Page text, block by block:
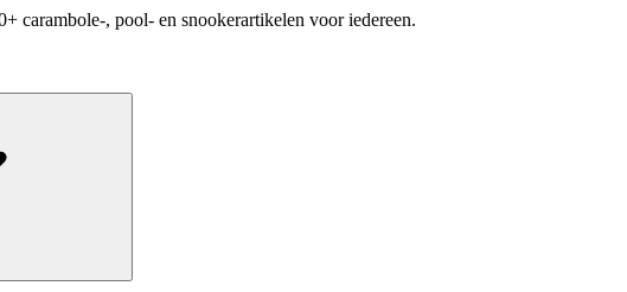
carambole-, pool- en snookerartikelen voor iedereen.